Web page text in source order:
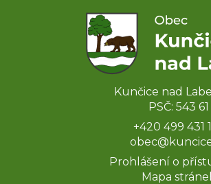
Kunčice nad
PSČ: 543 61
+420 499 431
Prohlášení o
Mapa